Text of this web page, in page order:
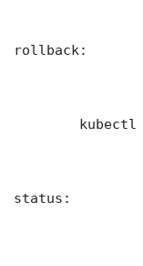
rollback:
status: